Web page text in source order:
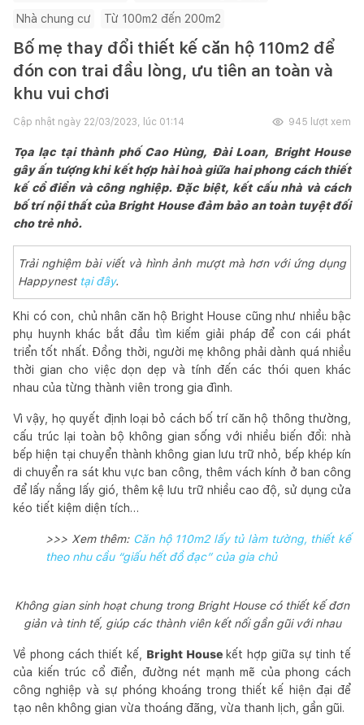
Nhà chung cư
Từ 100m2 đến 200m2
Bố mẹ thay đổi thiết kế căn hộ 110m2 để
đón con trai đầu lòng, ưu tiên an toàn và
khu vui chơi
Cập nhật ngày 22/03/2023, lúc 01:14 945 lượt xem
Tọa lạc tại thành phố Cao Hùng, Đài Loan, Bright House
gây ấn tượng khi kết hợp hài hoà giữa hai phong cách thiết
kế cổ điển và công nghiệp. Đặc biệt, kết cấu nhà và cách
bố trí nội thất của Bright House đảm bảo an toàn tuyệt đối
cho trẻ nhỏ.
Trải nghiệm bài viết và hình ảnh mượt mà hơn với ứng dụng
Happynest tại đây.
Khi có con, chủ nhân căn hộ Bright House cũng như nhiều bậc
phụ huynh khác bắt đầu tìm kiếm giải pháp để con cái phát
triển tốt nhất. Đồng thời, người mẹ không phải dành quá nhiều
thời gian cho việc dọn dẹp và tính đến các thói quen khác
nhau của từng thành viên trong gia đình.
Vì vậy, họ quyết định loại bỏ cách bố trí căn hộ thông thường,
cấu trúc lại toàn bộ không gian sống với nhiều biến đổi: nhà
bếp hiện tại chuyển thành không gian lưu trữ nhỏ, bếp khép kín
di chuyển ra sát khu vực ban công, thêm vách kính ở ban công
để lấy nắng lấy gió, thêm kệ lưu trữ nhiều cao độ, sử dụng cửa
kéo tiết kiệm diện tích…
>>> Xem thêm: Căn hộ 110m2 lấy tủ làm tường, thiết kế
theo nhu cầu “giấu hết đồ đạc” của gia chủ
Không gian sinh hoạt chung trong Bright House có thiết kế đơn
giản và tinh tế, giúp các thành viên kết nối gần gũi với nhau
Về phong cách thiết kế, Bright House kết hợp giữa sự tinh tế
của kiến trúc cổ điển, đường nét mạnh mẽ của phong cách
công nghiệp và sự phóng khoáng trong thiết kế hiện đại để
tạo nên không gian vừa thoáng đãng, vừa thanh lịch, gần gũi.